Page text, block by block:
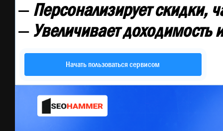
— Персонализирует скидки,
— Увеличивает доходимость
Начать пользоваться сервисом